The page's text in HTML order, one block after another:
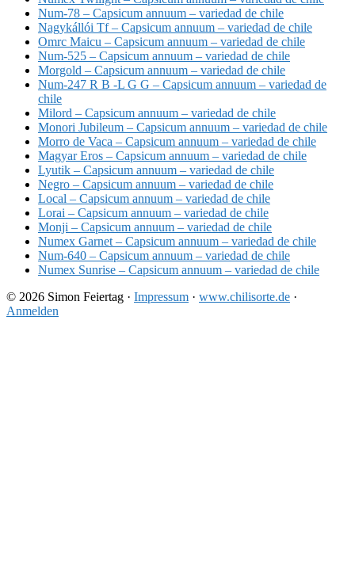
Num-78 – Capsicum annuum – variedad de chile
Nagykállói Tf – Capsicum annuum – variedad de chile
Omrc Maicu – Capsicum annuum – variedad de chile
Num-525 – Capsicum annuum – variedad de chile
Morgold – Capsicum annuum – variedad de chile
Num-247 R B -L G G – Capsicum annuum – variedad de
chile
Milord – Capsicum annuum – variedad de chile
Monori Jubileum – Capsicum annuum – variedad de chile
Morro de Vaca – Capsicum annuum – variedad de chile
Magyar Eros – Capsicum annuum – variedad de chile
Lyutik – Capsicum annuum – variedad de chile
Negro – Capsicum annuum – variedad de chile
Local – Capsicum annuum – variedad de chile
Lorai – Capsicum annuum – variedad de chile
Monji – Capsicum annuum – variedad de chile
Numex Garnet – Capsicum annuum – variedad de chile
Num-640 – Capsicum annuum – variedad de chile
Numex Sunrise – Capsicum annuum – variedad de chile
© 2026 Simon Feiertag · Impressum · www.chilisorte.de ·
Anmelden